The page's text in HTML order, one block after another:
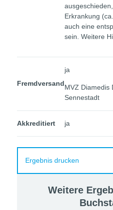
Erkrankung
auch eine
sein. Weitere
Fremdversand
ja
MVZ Diamedis
Sennestadt
Akkreditiert ja
Ergebnis drucken
Weitere